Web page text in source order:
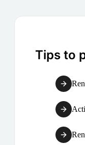
Tips to